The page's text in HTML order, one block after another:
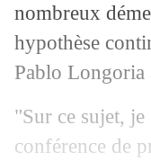
nombreux
hypothèse
Pablo Longoria
"Sur ce sujet,
conférence de
28/04 OM :
28/04 Barça:
PHOTOS